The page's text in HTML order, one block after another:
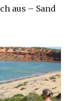
aus – Sand